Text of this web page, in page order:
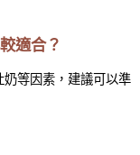
適合？
等因素，建議可以準